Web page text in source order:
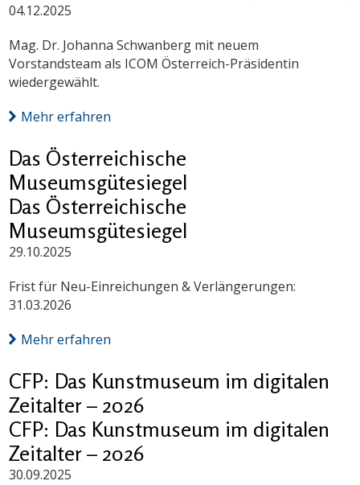
04.12.2025
Mag. Dr. Johanna Schwanberg mit neuem
Vorstandsteam als ICOM Österreich-Präsidentin
wiedergewählt.
Mehr erfahren
Das Österreichische
Museumsgütesiegel
Das Österreichische
Museumsgütesiegel
29.10.2025
Frist für Neu-Einreichungen & Verlängerungen:
31.03.2026
Mehr erfahren
CFP: Das Kunstmuseum im digitalen
Zeitalter – 2026
CFP: Das Kunstmuseum im digitalen
Zeitalter – 2026
30.09.2025